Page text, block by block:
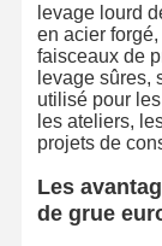
levage lourd
en acier
faisceaux de
levage sûres,
utilisé pour
les ateliers,
projets de
Les
de grue